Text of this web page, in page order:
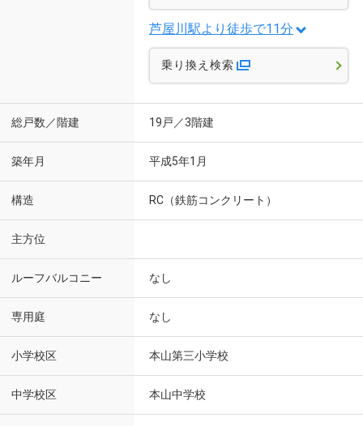
芦屋川駅より徒歩で11分
乗り換え検索
総戸数／階建 19戸／3階建
築年月 平成5年1月
構造 RC（鉄筋コンクリート）
主方位
ルーフバルコニー なし
専用庭 なし
小学校区 本山第三小学校
中学校区 本山中学校